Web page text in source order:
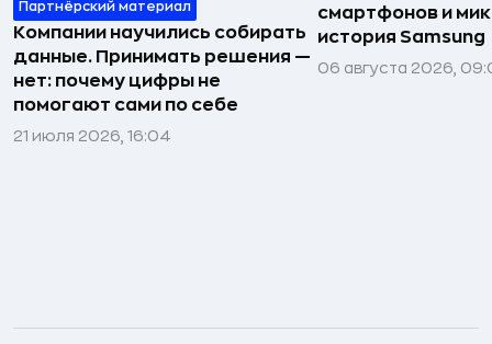
Партнёрский материал
Компании научились собирать
данные. Принимать решения —
нет: почему цифры не
помогают сами по себе
21 июля 2026, 16:04
смартфонов и
история Samsung
06 августа 2026,